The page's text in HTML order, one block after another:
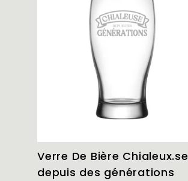
Verre De Bière Chialeux.se
depuis des générations